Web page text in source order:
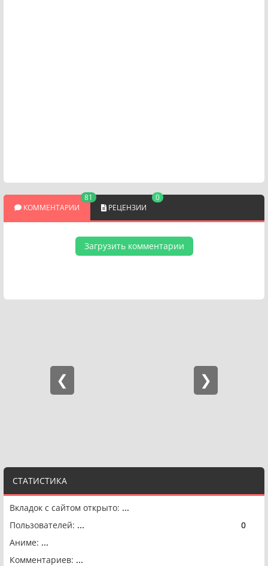
СТАТИСТИКА
Вкладок с сайтом открыто: ...
Пользователей: ... 0
Аниме: ...
Комментариев: ...
КОММЕНТАРИИ
81
РЕЦЕНЗИИ
0
Загрузить комментарии